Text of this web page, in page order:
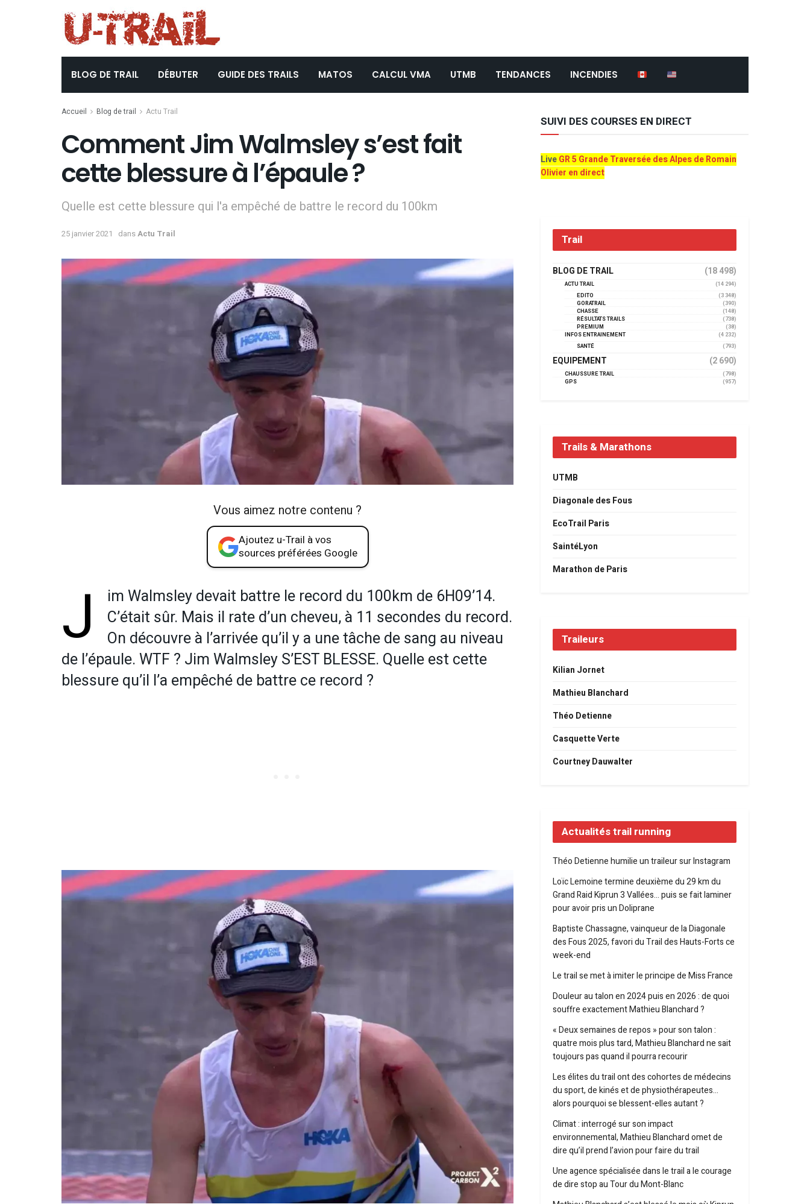
BLOG DE TRAIL DÉBUTER GUIDE DES TRAILS MATOS CALCUL VMA UTMB TENDANCES INCENDIES
Accueil Blog de trail Actu Trail
Comment Jim Walmsley s’est fait
cette blessure à l’épaule ?
Quelle est cette blessure qui l'a empêché de battre le record du 100km
25 janvier 2021 dansActu Trail
Vous aimez notre contenu ?
Ajoutez u-Trail à vos
sources préférées Google
J
im Walmsley devait battre le record du 100km de 6H09’14.
C’était sûr. Mais il rate d’un cheveu, à 11 secondes du record.
On découvre à l’arrivée qu’il y a une tâche de sang au niveau
de l’épaule. WTF ? Jim Walmsley S’EST BLESSE. Quelle est cette
blessure qu’il l’a empêché de battre ce record ?
SUIVI DES COURSES EN DIRECT
LiveGR 5 Grande Traversée des Alpes de Romain
Olivier en direct
Trail
BLOG DE TRAIL (18 498)
ACTU TRAIL
(14 294)
EDITO
(3 348)
GORATRAIL
(390)
CHASSE
(148)
RÉSULTATS TRAILS
(738)
PREMIUM
(38)
INFOS ENTRAINEMENT
(4 232)
SANTÉ
(793)
EQUIPEMENT (2 690)
CHAUSSURE TRAIL
(798)
GPS
(957)
Trails & Marathons
UTMB
Diagonale des Fous
EcoTrail Paris
SaintéLyon
Marathon de Paris
Traileurs
Kilian Jornet
Mathieu Blanchard
Théo Detienne
Casquette Verte
Courtney Dauwalter
Actualités trail running
Théo Detienne humilie un traileur sur Instagram
Loïc Lemoine termine deuxième du 29 km du
Grand Raid Kiprun 3 Vallées… puis se fait laminer
pour avoir pris un Doliprane
Baptiste Chassagne, vainqueur de la Diagonale
des Fous 2025, favori du Trail des Hauts-Forts ce
week-end
Le trail se met à imiter le principe de Miss France
Douleur au talon en 2024 puis en 2026 : de quoi
souffre exactement Mathieu Blanchard ?
« Deux semaines de repos » pour son talon :
quatre mois plus tard, Mathieu Blanchard ne sait
toujours pas quand il pourra recourir
Les élites du trail ont des cohortes de médecins
du sport, de kinés et de physiothérapeutes…
alors pourquoi se blessent-elles autant ?
Climat : interrogé sur son impact
environnemental, Mathieu Blanchard omet de
dire qu’il prend l’avion pour faire du trail
Une agence spécialisée dans le trail a le courage
de dire stop au Tour du Mont-Blanc